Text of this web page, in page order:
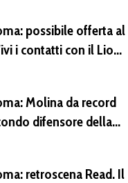
possibile offerta al
i contatti con il Lione
Molina da record
difensore della
nelle ultime 4
retroscena Read. Il